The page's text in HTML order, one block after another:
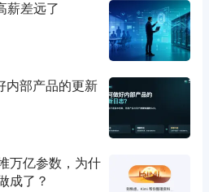
薪差远了
内部产品的更新
万亿参数，为什
成了？